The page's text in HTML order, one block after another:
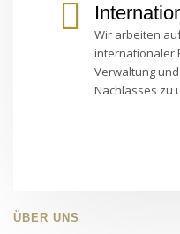
Wir arbeiten
internationaler
Verwaltung
Nachlasses zu
ÜBER UNS